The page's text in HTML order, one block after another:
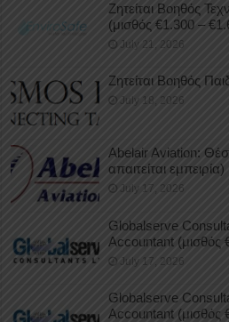
Ζητείται Βοηθός
(μισθός €1.300 –
July 21, 2026
Ζητείται Βοηθός
July 18, 2026
Abelair Aviation:
απαιτείται εμπειρία)
July 17, 2026
Globalserve
Accountant (μισθός
July 17, 2026
Globalserve
Accountant (μισθός